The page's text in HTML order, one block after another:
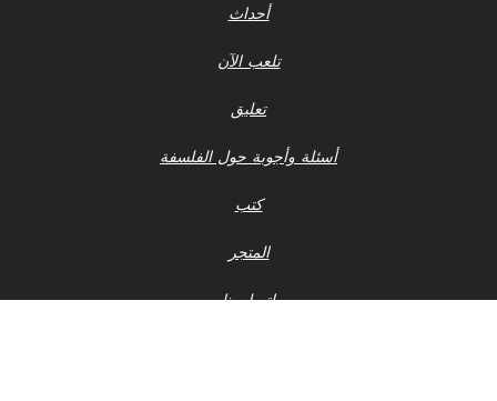
أحداث
تلعب الآن
تعليق
أسئلة وأجوبة حول الفلسفة
كتب
المتجر
اتصل بنا